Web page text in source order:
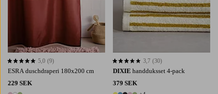
ESRA duschdraperi 180x200 cm
229 SEK
5,0 baserat på 9 st betyg
5,0 (9)
DIXIE handduksset 4-pack
379 SEK
3,7 baserat på 30 st betyg
3,7 (30)